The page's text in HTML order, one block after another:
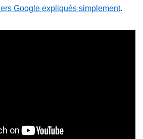
Google expliqués simplement.